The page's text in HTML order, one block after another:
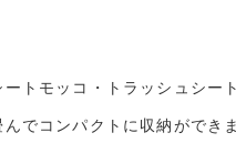
トモッコ・トラッシュシー
でコンパクトに収納ができ